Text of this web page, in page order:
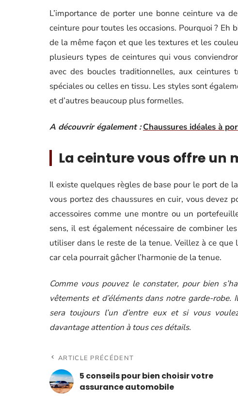
L’importance de porter une bonne ceinture va
ceinture pour toutes les occasions. Pourquoi ? Eh
de la même façon et que les textures et les
plusieurs types de ceintures qui vous
avec des boucles traditionnelles, aux ceintures
spéciales ou celles en tissu. Les styles sont
et d’autres beaucoup plus formelles.
A découvrir également : Chaussures idéales à
La ceinture vous offre un
Il existe quelques règles de base pour le port de
vous portez des chaussures en cuir, vous devez
accessoires comme une montre ou un
sens, il est également nécessaire de combiner
utiliser dans le reste de la tenue. Veillez à ce
car cela pourrait gâcher l’harmonie de la tenue.
Comme vous pouvez le constater, pour bien
vêtements et d’éléments dans notre garde-robe.
sera toujours l’un d’entre eux et si vous
davantage attention à tous ces détails.
ARTICLE PRÉCÉDENT
5 conseils pour bien choisir votre
assurance automobile